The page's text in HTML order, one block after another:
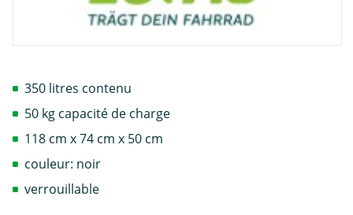
350 litres contenu
50 kg capacité de charge
118 cm x 74 cm x 50 cm
couleur: noir
verrouillable